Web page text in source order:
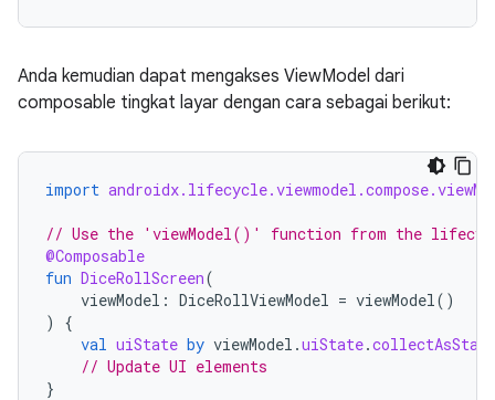
Anda kemudian dapat mengakses ViewModel dari
composable tingkat layar dengan cara sebagai berikut:
import
// Use the 'viewModel()' function from the
@Composable
fun DiceRollScreen(
viewModel : DiceRollViewModel = viewModel()
)
{
val uiState by viewModel .uiState.
// Update UI elements
}